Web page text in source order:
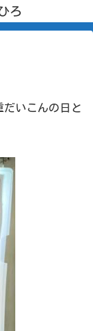
ろ
だいこんの日と